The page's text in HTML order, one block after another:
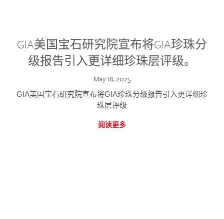
GIA美国宝石研究院宣布将GIA珍珠分
级报告引入更详细珍珠层评级。
May 18, 2025
GIA美国宝石研究院宣布将GIA珍珠分级报告引入更详细珍
珠层评级
阅读更多